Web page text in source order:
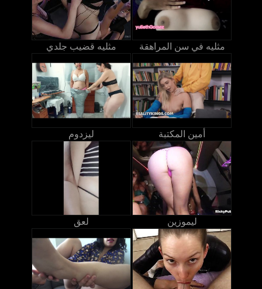
مثليه قضيب جلدي مثليه في سن المراهقة
ليزدوم أمين المكتبة
لعق ليموزين